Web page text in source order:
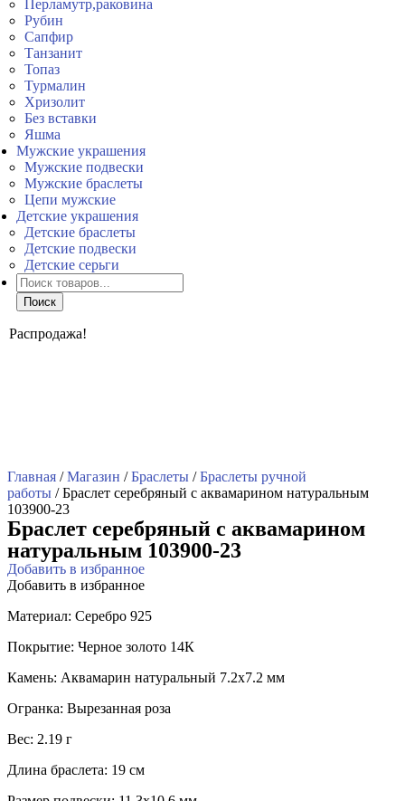
Перламутр,раковина
Рубин
Сапфир
Танзанит
Топаз
Турмалин
Хризолит
Без вставки
Яшма
Мужские украшения
Мужские подвески
Мужские браслеты
Цепи мужские
Детские украшения
Детские браслеты
Детские подвески
Детские серьги
Поиск
товаров
Поиск
Распродажа!
Главная /Магазин /Браслеты /Браслеты ручной
работы / Браслет серебряный с аквамарином натуральным
103900-23
Браслет серебряный с аквамарином
натуральным 103900-23
Добавить в избранное
Добавить в избранное
Материал: Серебро 925
Покрытие: Черное золото 14К
Камень: Аквамарин натуральный 7.2х7.2 мм
Огранка: Вырезанная роза
Вес: 2.19 г
Длина браслета: 19 см